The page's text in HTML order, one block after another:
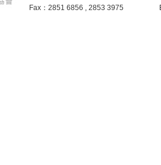
Fax：2851 6856 , 2853 3975